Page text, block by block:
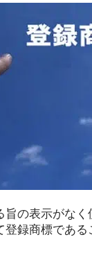
の表示がな
録商標であ